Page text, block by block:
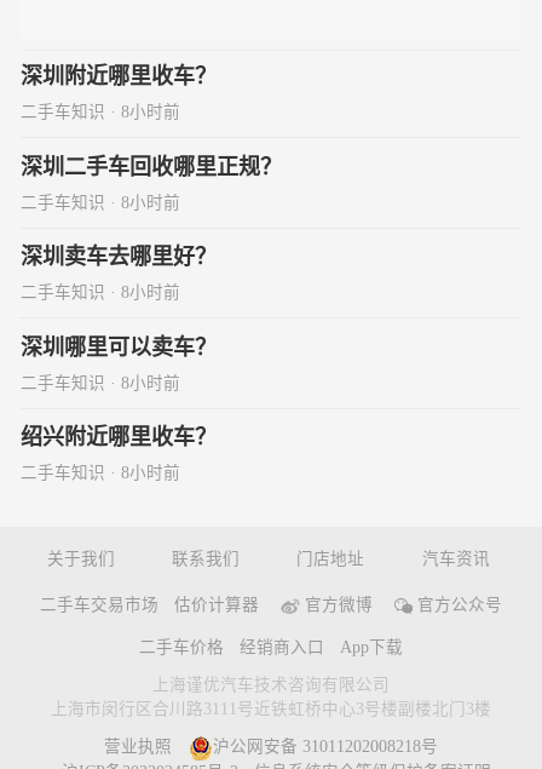
深圳附近哪里收车？
二手车知识 · 8小时前
深圳二手车回收哪里正规？
二手车知识 · 8小时前
深圳卖车去哪里好？
二手车知识 · 8小时前
深圳哪里可以卖车？
二手车知识 · 8小时前
绍兴附近哪里收车？
二手车知识 · 8小时前
关于我们 联系我们 门店地址 汽车资讯
二手车交易市场 估价计算器 官方微博 官方公众号
二手车价格 经销商入口 App下载
上海谨优汽车技术咨询有限公司
上海市闵行区合川路3111号近铁虹桥中心3号楼副楼北门3楼
营业执照
沪公网安备 31011202008218号